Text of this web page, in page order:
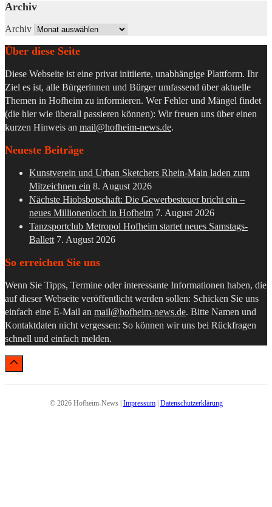
Archiv
Archiv
Über diese Seite
Diese Webseite ist eine privat initiierte, unabhängige Plattform. Ihr
Ziel es ist, alle Bürgerinnen und Bürger umfassend über aktuelle
Themen in Hofheim zu informieren. Wer Fehler und Mängel findet
(die hier wie überall passieren können): Wir freuen uns über einen
kurzen Hinweis an mail@hofheim-news.de.
Neueste Beiträge
Kunstverein und Urban Sketchers Rhein-Main laden zum
Mitzeichnen ein 8. August 2026
Nächste Hiobsbotschaft: Die Gewerbesteuer bricht ein –
neues Millionenloch in Hofheim 7. August 2026
Tanzsportclub Metropol Hofheim startet neues Samstags-
Ballett 7. August 2026
So erreichen Sie uns
Wenn Sie Tipps, Termine oder interessante Informationen haben, die
auf dieser Webseite veröffentlicht werden sollen: Schicken Sie uns
einfach eine E-Mail an mail@hofheim-news.de. Bitte Namen und
Kontaktdaten nicht vergessen: So können wir uns bei Rückfragen
schnell und einfach melden.
© 2026 Hofheim-News | Impressum| Datenschutzerklärung